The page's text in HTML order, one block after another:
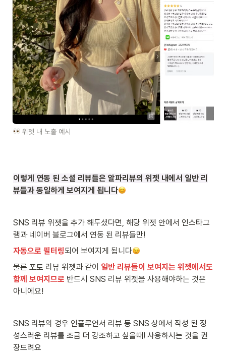
위젯 내 노출 예시
이렇게 연동 된 소셜 리뷰들은 알파리뷰의 위젯 내에서 일반 리
뷰들과 동일하게 보여지게 됩니다
SNS 리뷰 위젯을 추가 해두셨다면, 해당 위젯 안에서 인스타그
램과 네이버 블로그에서 연동 된 리뷰들만!
자동으로 필터링되어 보여지게 됩니다
물론 포토 리뷰 위젯과 같이 일반 리뷰들이 보여지는 위젯에서도
함께 보여지므로 반드시 SNS 리뷰 위젯을 사용해야하는 것은
아니에요!
SNS 리뷰의 경우 인플루언서 리뷰 등 SNS 상에서 작성 된 정
성스러운 리뷰를 조금 더 강조하고 싶을때! 사용하시는 것을 권
장드려요